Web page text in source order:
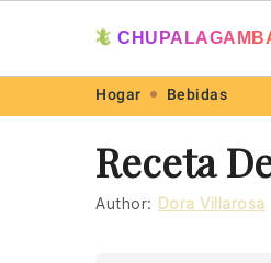
navigation
content
🦎
Hogar Bebidas
Receta
Author: Dora Villarosa